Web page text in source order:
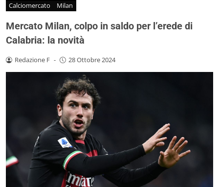
Calciomercato Milan
Mercato Milan, colpo in saldo per l’erede di
Calabria: la novità
Redazione F - 28 Ottobre 2024